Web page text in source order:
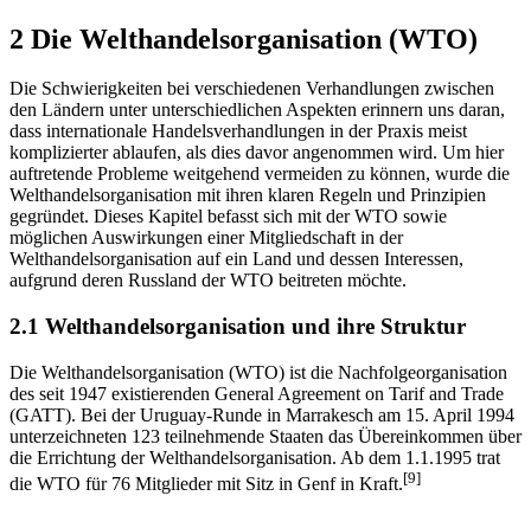
2 Die Welthandelsorganisation (WTO)
Die Schwierigkeiten bei verschiedenen Verhandlungen zwischen
den Ländern unter unterschiedlichen Aspekten erinnern uns daran,
dass internationale Handelsverhandlungen in der Praxis meist
komplizierter ablaufen, als dies davor angenommen wird. Um hier
auftretende Probleme weitgehend vermeiden zu können, wurde die
Welthandelsorganisation mit ihren klaren Regeln und Prinzipien
gegründet. Dieses Kapitel befasst sich mit der WTO sowie
möglichen Auswirkungen einer Mitgliedschaft in der
Welthandelsorganisation auf ein Land und dessen Interessen,
Die Welthandelsorganisation (WTO) ist die Nachfolgeorganisation
des seit 1947 existierenden General Agreement on Tarif and Trade
(GATT). Bei der Uruguay-Runde in Marrakesch am 15. April 1994
unterzeichneten 123 teilnehmende Staaten das Übereinkommen über
die Errichtung der Welthandelsorganisation. Ab dem 1.1.1995 trat